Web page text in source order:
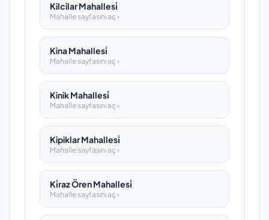
Kilcilar Mahallesi̇
Mahalle sayfasını aç ›
Kina Mahallesi̇
Mahalle sayfasını aç ›
Kinik Mahallesi̇
Mahalle sayfasını aç ›
Kipiklar Mahallesi̇
Mahalle sayfasını aç ›
Ki̇raz Ören Mahallesi̇
Mahalle sayfasını aç ›